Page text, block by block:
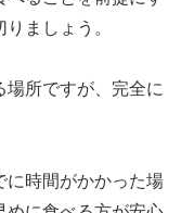
ましょう。
所ですが、完全に
に時間がかかった場